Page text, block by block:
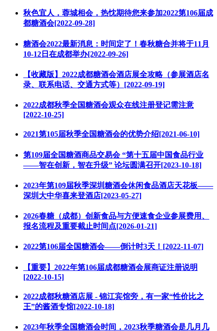
秋色宜人，蓉城相会，热忱期待您来参加2022第106届成
都糖酒会[2022-09-28]
糖酒会2022最新消息：时间定了！春秋糖合并将于11月
10-12日在成都举办[2022-09-26]
【收藏版】2022成都糖酒会酒店展全攻略（参展酒店名
录、联系电话、交通方式等）[2022-09-19]
2022成都秋季全国糖酒会观众在线注册登记需注意
[2022-10-25]
2021第105届秋季全国糖酒会的优势介绍[2021-06-10]
第109届全国糖酒商品交易会 “第十五届中国食品行业
——智在创新，智在升级” 论坛圆满召开[2023-10-18]
2023年第109届秋季深圳糖酒会休闲食品酒店天花板——
深圳大中华喜来登酒店[2023-05-27]
2026春糖（成都）创新食品与方便速食企业参展费用、
报名流程及重要截止时间点[2026-01-21]
2022第106届全国糖酒会——倒计时3天！[2022-11-07]
【重要】2022年第106届成都糖酒会展商证注册说明
[2022-10-15]
2022成都秋糖酒店展 - 锦江宾馆旁，有一家“性价比之
王”的酱酒专馆[2022-10-18]
2023年秋季全国糖酒会时间，2023秋季糖酒会是几月几